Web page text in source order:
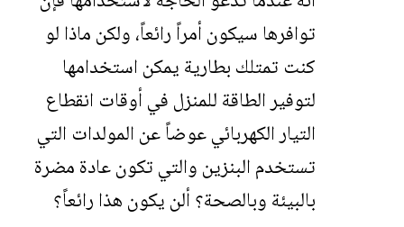
توافرها سيكون أمراً رائعاً، ولكن ماذا لو
كنت تمتلك بطارية يمكن استخدامها
لتوفير الطاقة للمنزل في أوقات انقطاع
التيار الكهربائي عوضاً عن المولدات التي
تستخدم البنزين والتي تكون عادة مضرة
بالبيئة وبالصحة؟ ألن يكون هذا رائعاً؟